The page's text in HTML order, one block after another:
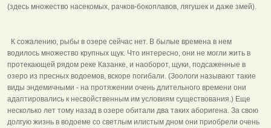
(здесь множество насекомых, рачков-бокоплавов, лягушек и даже змей).
К сожалению, рыбы в озере сейчас нет. В былые времена в нем
водилось множество крупных щук. Что интересно, они не могли жить в
протекающей рядом реке Казанке, и наоборот, щуки, подсаженные в
озеро из пресных водоемов, вскоре погибали. (Зоологи называют такие
виды эндемичными - на протяжении очень длительного времени они
адаптировались к несвойственным им условиям существования.) Еще
несколько лет тому назад в озере обитали два таких аборигена. За свою
долгую жизнь в водоеме со светлым илистым дном они приобрели очень